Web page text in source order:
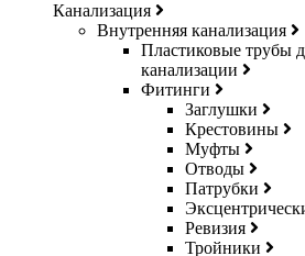
Канализация
Внутренняя канализация
Пластиковые трубы
канализации
Фитинги
Заглушки
Крестовины
Муфты
Отводы
Патрубки
Ревизия
Тройники